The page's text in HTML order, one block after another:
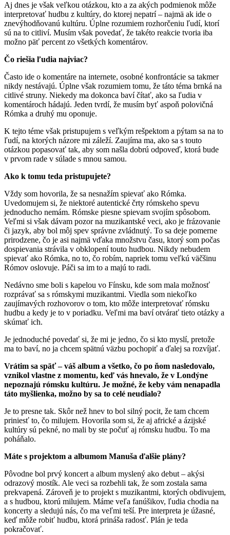
Aj dnes je však veľkou otázkou, kto a za akých podmienok môže
interpretovať hudbu z kultúry, do ktorej nepatrí – najmä ak ide o
znevýhodňovanú kultúru. Úplne rozumiem rozhorčeniu ľudí, ktorí
sú na to citliví. Musím však povedať, že takéto reakcie tvoria iba
možno päť percent zo všetkých komentárov.
Čo riešia ľudia najviac?
Často ide o komentáre na internete, osobné konfrontácie sa takmer
nikdy nestávajú. Úplne však rozumiem tomu, že táto téma brnká na
citlivé struny. Niekedy ma dokonca baví čítať, ako sa ľudia v
komentároch hádajú. Jeden tvrdí, že musím byť aspoň polovičná
Rómka a druhý mu oponuje.
K tejto téme však pristupujem s veľkým rešpektom a pýtam sa na to
ľudí, na ktorých názore mi záleží. Zaujíma ma, ako sa s touto
otázkou popasovať tak, aby som našla dobrú odpoveď, ktorá bude
v prvom rade v súlade s mnou samou.
Ako k tomu teda pristupujete?
Vždy som hovorila, že sa nesnažím spievať ako Rómka.
Uvedomujem si, že niektoré autentické črty rómskeho spevu
jednoducho nemám. Rómske piesne spievam svojím spôsobom.
Veľmi si však dávam pozor na muzikantské veci, ako je frázovanie
či jazyk, aby bol môj spev správne zvládnutý. To sa deje pomerne
prirodzene, čo je asi najmä vďaka množstvu času, ktorý som počas
dospievania strávila v obklopení touto hudbou. Nikdy nebudem
spievať ako Rómka, no to, čo robím, napriek tomu veľkú väčšinu
Rómov oslovuje. Páči sa im to a majú to radi.
Nedávno sme boli s kapelou vo Fínsku, kde som mala možnosť
rozprávať sa s rómskymi muzikantmi. Viedla som niekoľko
zaujímavých rozhovorov o tom, kto môže interpretovať rómsku
hudbu a kedy je to v poriadku. Veľmi ma baví otvárať tieto otázky a
skúmať ich.
Je jednoduché povedať si, že mi je jedno, čo si kto myslí, pretože
ma to baví, no ja chcem spätnú väzbu pochopiť a ďalej sa rozvíjať.
Vrátim sa späť – váš album a všetko, čo po ňom nasledovalo,
vznikol vlastne z momentu, keď vás hnevalo, že v Londýne
nepoznajú rómsku kultúru. Je možné, že keby vám nenapadla
táto myšlienka, možno by sa to celé neudialo?
Je to presne tak. Skôr než hnev to bol silný pocit, že tam chcem
priniesť to, čo milujem. Hovorila som si, že aj africké a ázijské
kultúry sú pekné, no mali by ste počuť aj rómsku hudbu. To ma
poháňalo.
Máte s projektom a albumom Manuša ďalšie plány?
Pôvodne bol prvý koncert a album myslený ako debut – akýsi
odrazový mostík. Ale veci sa rozbehli tak, že som zostala sama
prekvapená. Zároveň je to projekt s muzikantmi, ktorých obdivujem,
a s hudbou, ktorú milujem. Máme veľa fanúšikov, ľudia chodia na
koncerty a sledujú nás, čo ma veľmi teší. Pre interpreta je úžasné,
keď môže robiť hudbu, ktorá prináša radosť. Plán je teda
pokračovať.